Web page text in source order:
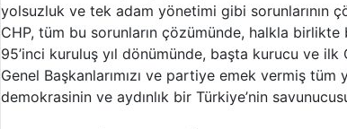
yolsuzluk ve tek adam yönetimi gibi sorunlarının
CHP, tüm bu sorunların çözümünde, halkla
95’inci kuruluş yıl dönümünde, başta kurucu ve
Genel Başkanlarımızı ve partiye emek vermiş tüm
demokrasinin ve aydınlık bir Türkiye’nin